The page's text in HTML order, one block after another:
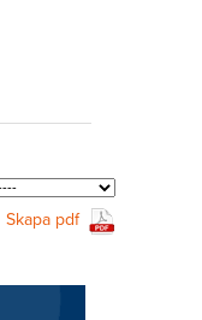
Skapa pdf